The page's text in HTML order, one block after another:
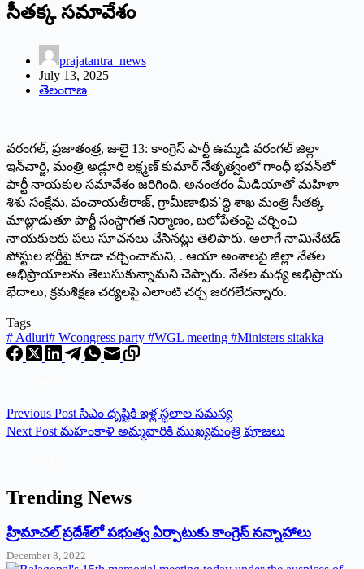
సీతక్క సమావేశం
prajatantra_news
July 13, 2025
తెలంగాణ
వరంగల్‌, ప్రజాతంత్ర, జులై 13: కాంగ్రెస్‌ పార్టీ ఉమ్మడి వరంగల్‌ జిల్లా
ఇన్‌చార్జి, మంత్రి అడ్లూరి లక్ష్మణ్‌ కుమార్‌ నేతృత్వంలో గాంధీ భవన్‌లో
పార్టీ నాయకుల సమావేశం జరిగింది. అనంతరం మీడియాతో మహిళా
శిశు సంక్షేమ, పంచాయతీరాజ్‌, గ్రామీణాభివ`ద్ధి శాఖ మంత్రి సీతక్క
మాట్లాడుతూ పార్టీ సంస్థాగత నిర్మాణం, బలోపేతంపై చర్చించి
నాయకులకు పలు సూచనలు చేసినట్లు తెలిపారు. అలాగే నామినేటెడ్‌
పోస్టుల భర్తీపై కూడా చర్చించామని, . ఆయా అంశాలపై జిల్లా నేతల
అభిప్రాయాలను తెలుసుకున్నామని చెప్పారు. నేతల మధ్య అభిప్రాయ
భేదాలు, క్రమశిక్షణ చర్యలపై ఎలాంటి చర్చ జరగలేదన్నారు.
Tags
# Adluri# Wcongress party #WGL meeting #Ministers sitakka
Previous Post సిఎం దృష్టికి ఇళ్ల స్థలాల సమస్య
Next Post మహంకాళి అమ్మవారికి ముఖ్యమంత్రి పూజలు
Trending News
‌హ్రిమాచల్‌ ‌ప్రదేశ్‌లో పభుత్వ ఏర్పాటుకు కాంగ్రెస్‌ ‌సన్నాహాలు
December 8, 2022